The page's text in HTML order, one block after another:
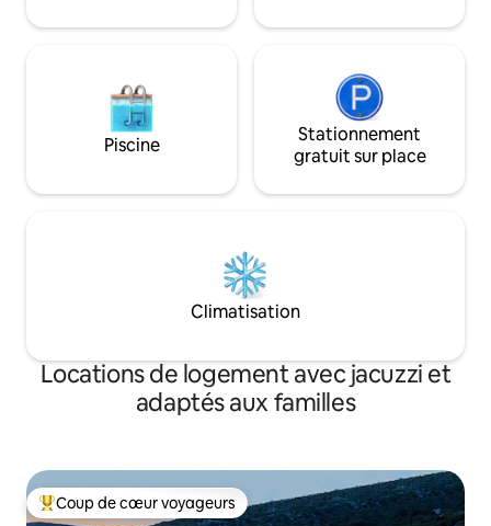
au bord de la
Piscine
Stationnement
gratuit sur place
Climatisation
Locations de logement avec jacuzzi et
adaptés aux familles
Coups de cœur voyageurs les plus appréciés
Coup de cœur voyageurs